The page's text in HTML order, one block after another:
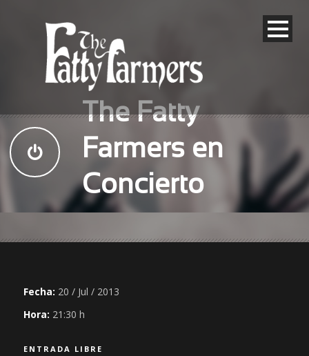
The Fatty
Farmers en
Concierto
Fecha: 20 / Jul / 2013
Hora: 21:30 h
ENTRADA LIBRE